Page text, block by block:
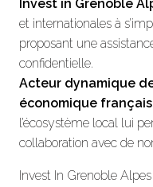
Invest in Grenoble
et internationales à
proposant une
confidentielle.
Acteur dynamique
économique
l’écosystème local lui
collaboration avec de
Invest In Grenoble